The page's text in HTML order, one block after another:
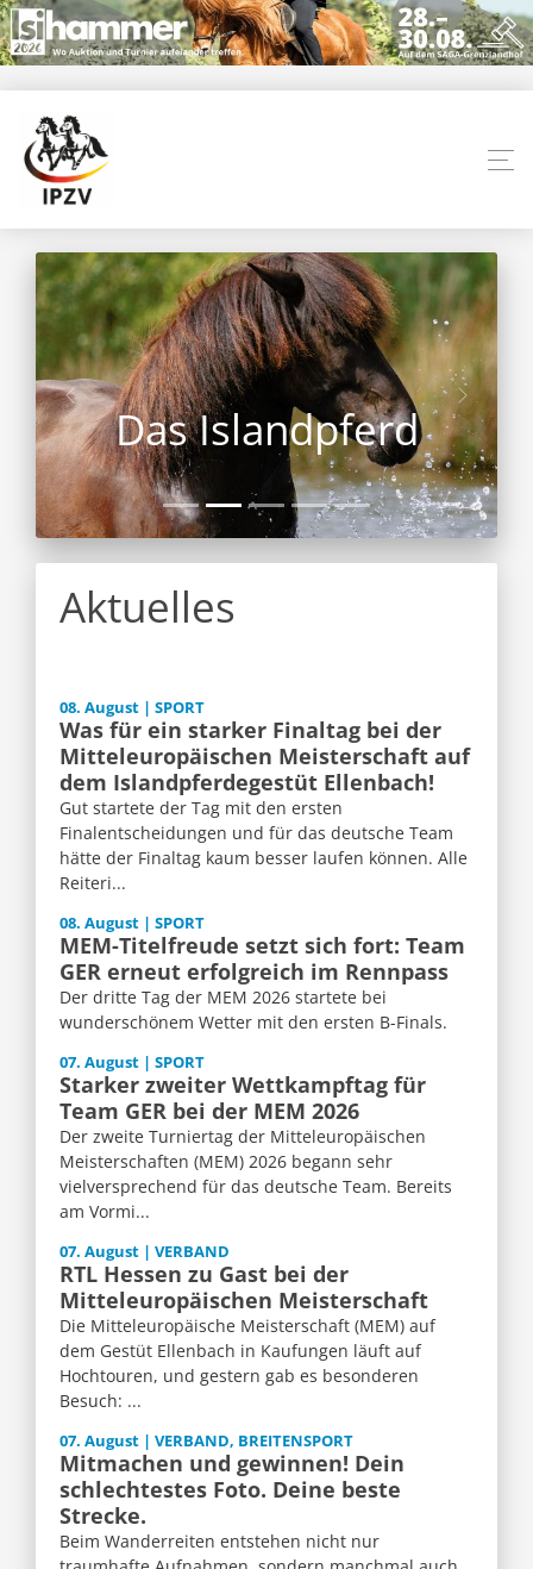
Das Islandpferd
Aktuelles
08. August | SPORT
Was für ein starker Finaltag bei der
Mitteleuropäischen Meisterschaft auf
dem Islandpferdegestüt Ellenbach!
Gut startete der Tag mit den ersten
Finalentscheidungen und für das deutsche Team
hätte der Finaltag kaum besser laufen können. Alle
Reiteri...
08. August | SPORT
MEM-Titelfreude setzt sich fort: Team
GER erneut erfolgreich im Rennpass
Der dritte Tag der MEM 2026 startete bei
wunderschönem Wetter mit den ersten B-Finals.
07. August | SPORT
Starker zweiter Wettkampftag für
Team GER bei der MEM 2026
Der zweite Turniertag der Mitteleuropäischen
Meisterschaften (MEM) 2026 begann sehr
vielversprechend für das deutsche Team. Bereits
am Vormi...
07. August | VERBAND
RTL Hessen zu Gast bei der
Mitteleuropäischen Meisterschaft
Die Mitteleuropäische Meisterschaft (MEM) auf
dem Gestüt Ellenbach in Kaufungen läuft auf
Hochtouren, und gestern gab es besonderen
Besuch: ...
07. August | VERBAND, BREITENSPORT
Mitmachen und gewinnen! Dein
schlechtestes Foto. Deine beste
Strecke.
Beim Wanderreiten entstehen nicht nur